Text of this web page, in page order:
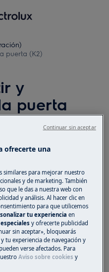
puerta (K2)
y
puerta
el enchufe de red de
electrodomésticos,
son necesarias dos
y calzado
ofrecerte una
similares para mejorar nuestro
y de marketing. También
que le das a nuestra web con
y análisis. Al hacer clic en
para que utilicemos
tu experienciaen
y ofrecerte publicidad
sin aceptar», bloquearás
tu experiencia de navegación y
verse afectados. Para
Aviso sobre cookies y
Continuar sin aceptar